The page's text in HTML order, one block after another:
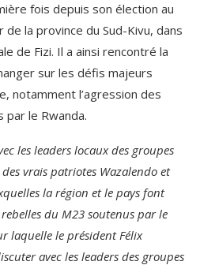
fois depuis son élection au
la province du Sud-Kivu, dans
de Fizi. Il a ainsi rencontré la
sur les défis majeurs
notamment l’agression des
le Rwanda.
les leaders locaux des groupes
vrais patriotes Wazalendo et
la région et le pays font
rebelles du M23 soutenus par le
laquelle le président Félix
avec les leaders des groupes